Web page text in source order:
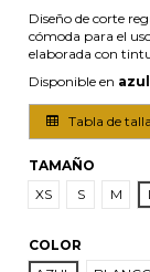
Diseño de corte
cómoda para el
elaborada con
Disponible en
Tabla de
TAMAÑO
XS
S M L
COLOR